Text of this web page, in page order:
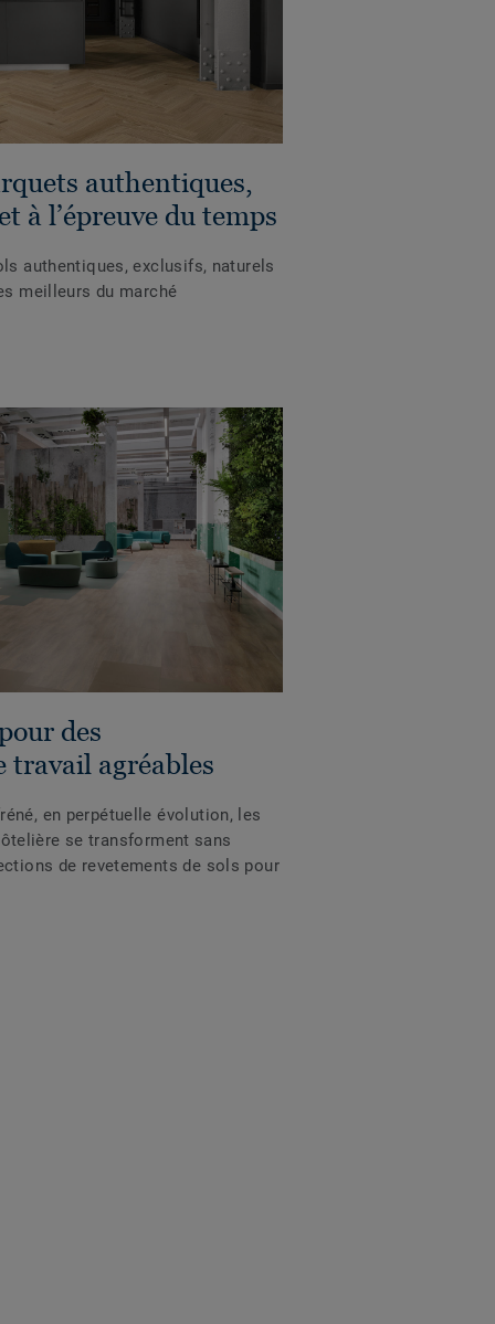
authentiques,
à l’épreuve du temps
authentiques, exclusifs, naturels
meilleurs du marché
des
travail agréables
en perpétuelle évolution, les
se transforment sans
de revetements de sols pour